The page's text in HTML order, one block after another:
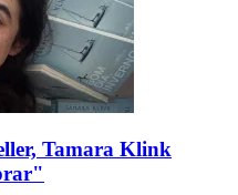
Tamara Klink